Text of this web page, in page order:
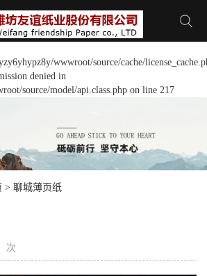
wwwroot/source/cache/
denied in
source/model/api.class.php on line 217
> 聊城薄页纸
次